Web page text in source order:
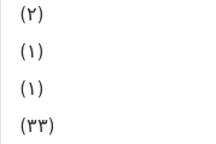
(۲)
(۱)
(۱)
(۳۳)